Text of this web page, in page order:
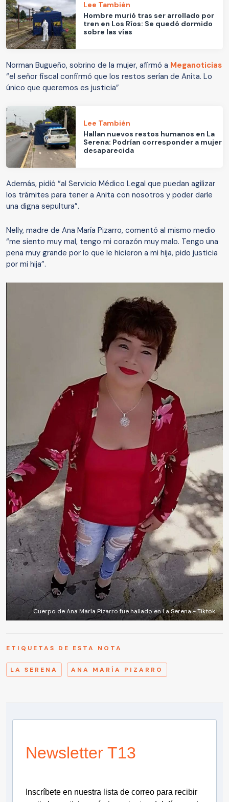
Lee También
Hombre murió tras ser arrollado por
tren en Los Ríos: Se quedó dormido
sobre las vías
Norman Bugueño, sobrino de la mujer, afirmó a Meganoticias
“el señor fiscal confirmó que los restos serían de Anita. Lo
único que queremos es justicia”
Lee También
Hallan nuevos restos humanos en La
Serena: Podrían corresponder a mujer
desaparecida
Además, pidió “al Servicio Médico Legal que puedan agilizar
los trámites para tener a Anita con nosotros y poder darle
una digna sepultura”.
Nelly, madre de Ana María Pizarro, comentó al mismo medio
“me siento muy mal, tengo mi corazón muy malo. Tengo una
pena muy grande por lo que le hicieron a mi hija, pido justicia
por mi hija”.
Cuerpo de Ana María Pizarro fue hallado en La Serena - Tiktok
ETIQUETAS DE ESTA NOTA
LA SERENA ANA MARÍA PIZARRO
Newsletter T13
Inscríbete en nuestra lista de correo para recibir